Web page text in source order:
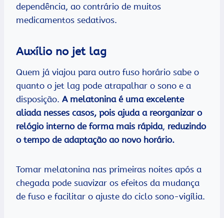
dependência, ao contrário de muitos
medicamentos sedativos.
Auxílio no jet lag
Quem já viajou para outro fuso horário sabe o
quanto o jet lag pode atrapalhar o sono e a
disposição. A melatonina é uma excelente
aliada nesses casos, pois ajuda a reorganizar o
relógio interno de forma mais rápida, reduzindo
o tempo de adaptação ao novo horário.
Tomar melatonina nas primeiras noites após a
chegada pode suavizar os efeitos da mudança
de fuso e facilitar o ajuste do ciclo sono-vigília.